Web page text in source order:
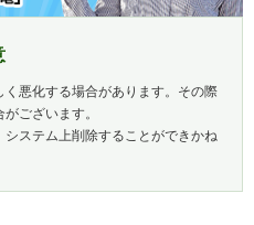
悪化する場合があります。その際
ございます。
ステム上削除することができかね